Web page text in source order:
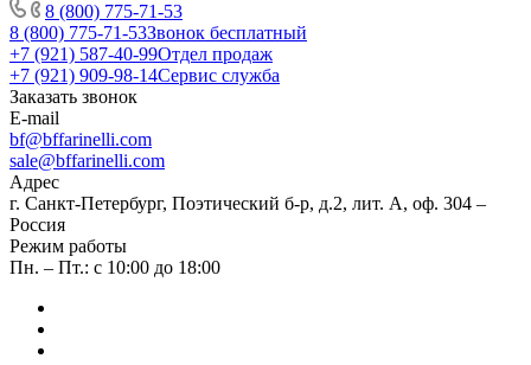
8 (800) 775-71-53
8 (800) 775-71-53Звонок бесплатный
+7 (921) 587-40-99Отдел продаж
+7 (921) 909-98-14Сервис служба
Заказать звонок
E-mail
bf@bffarinelli.com
sale@bffarinelli.com
Адрес
г. Санкт-Петербург, Поэтический б-р, д.2, лит. А, оф. 304 –
Россия
Режим работы
Пн. – Пт.: с 10:00 до 18:00